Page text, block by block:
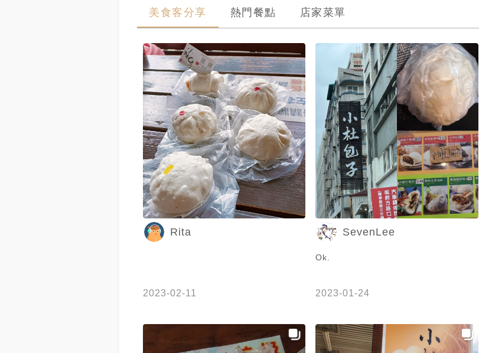
美食客分享 熱門餐點 店家菜單
Rita
2023-02-11
SevenLee
Ok.
2023-01-24